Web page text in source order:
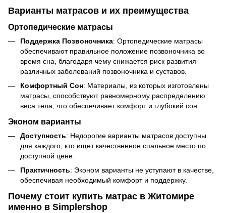
Варианты матрасов и их преимущества
Ортопедические матрасы
Поддержка Позвоночника: Ортопедические матрасы
обеспечивают правильное положение позвоночника во
время сна, благодаря чему снижается риск развития
различных заболеваний позвоночника и суставов.
Комфортный Сон: Материалы, из которых изготовлены
матрасы, способствуют равномерному распределению
веса тела, что обеспечивает комфорт и глубокий сон.
Эконом варианты
Доступность: Недорогие варианты матрасов доступны
для каждого, кто ищет качественное спальное место по
доступной цене.
Практичность: Эконом варианты не уступают в качестве,
обеспечивая необходимый комфорт и поддержку.
Почему стоит купить матрас в Житомире
именно в Simplershop